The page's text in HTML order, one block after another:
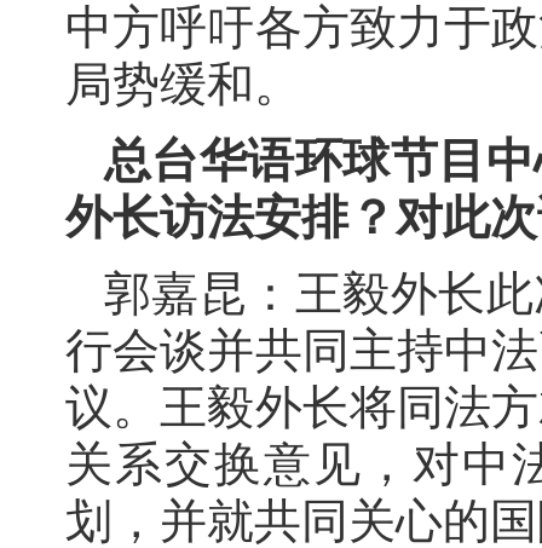
中方呼吁各方致力于
局势缓和。
总台华语环球节目
外长访法安排？对此
郭嘉昆：王毅外长
行会谈并共同主持中
议。王毅外长将同法
关系交换意见，对中
划，并就共同关心的